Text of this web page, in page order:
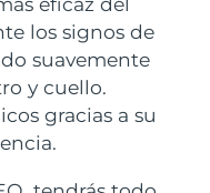
los signos de
suavemente
y cuello.
gracias a su
massage
on-the-go
& lips
device
light therapy
toothbrush
sonic toothbrush
FAQ™
LED
Entrega prevista8/12/26
prevista
Entrega prevista